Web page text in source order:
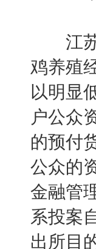
江苏
鸡养殖
以明显
户公众
的预付
公众的
金融管
系投案
出所目